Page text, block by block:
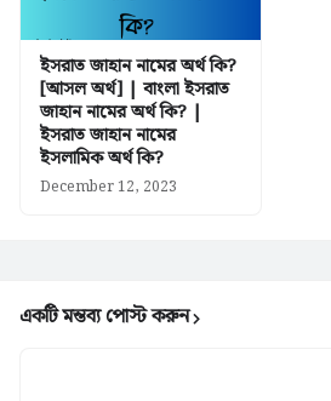
ইসরাত জাহান নামের অর্থ কি?
[আসল অর্থ] | বাংলা ইসরাত
জাহান নামের অর্থ কি? |
ইসরাত জাহান নামের
ইসলামিক অর্থ কি?
December 12, 2023
একটি মন্তব্য পোস্ট করুন